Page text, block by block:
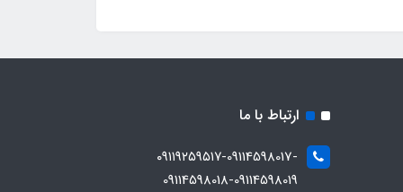
ارتباط با ما
۰۹۱۱۹۲۵۹۵۱۷-09114598017-
09114598018-09114598019